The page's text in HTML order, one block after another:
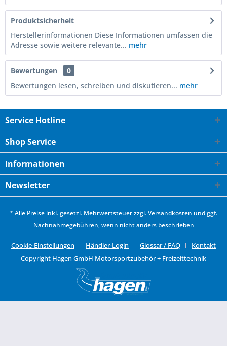
Produktsicherheit
Herstellerinformationen Diese Informationen umfassen die
Adresse sowie weitere relevante... mehr
Bewertungen
0
Bewertungen lesen, schreiben und diskutieren... mehr
Service Hotline
Shop Service
Informationen
Newsletter
* Alle Preise inkl. gesetzl. Mehrwertsteuer zzgl.Versandkosten und ggf.
Nachnahmegebühren, wenn nicht anders beschrieben
Cookie-Einstellungen Händler-Login Glossar / FAQ
Kontakt
Copyright Hagen GmbH Motorsportzubehör + Freizeittechnik